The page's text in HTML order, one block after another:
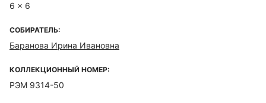
6 x 6
СОБИРАТЕЛЬ:
Баранова Ирина Ивановна
КОЛЛЕКЦИОННЫЙ НОМЕР:
РЭМ 9314-50